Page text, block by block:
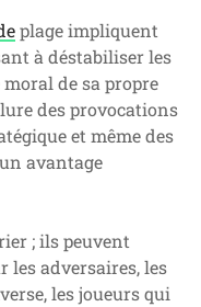
plage impliquent
à déstabiliser les
de sa propre
des provocations
et même des
avantage
; ils peuvent
les adversaires, les
les joueurs qui